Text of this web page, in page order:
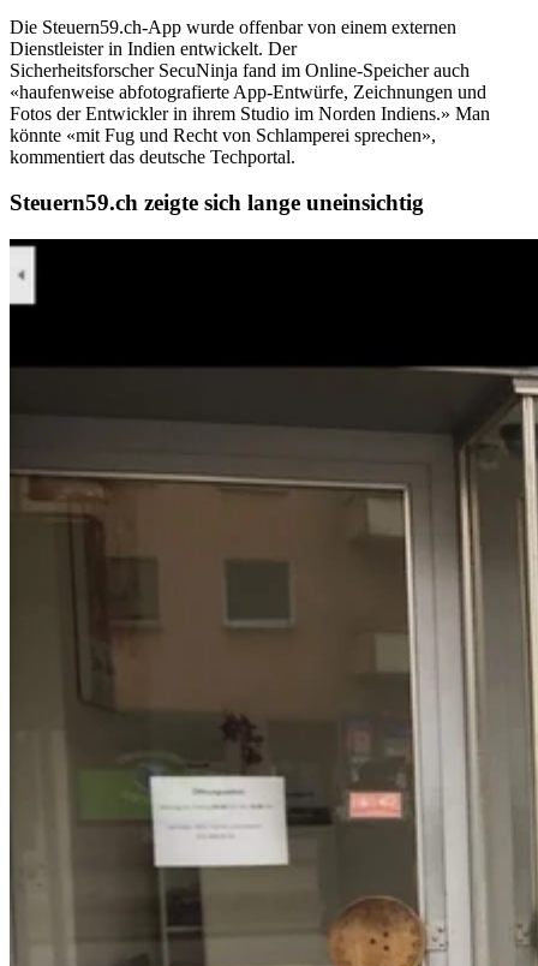
Die Steuern59.ch-App wurde offenbar von einem externen
Dienstleister in Indien entwickelt. Der
Sicherheitsforscher SecuNinja fand im Online-Speicher auch
«haufenweise abfotografierte App-Entwürfe, Zeichnungen und
Fotos der Entwickler in ihrem Studio im Norden Indiens.» Man
könnte «mit Fug und Recht von Schlamperei sprechen»,
kommentiert das deutsche Techportal.
Steuern59.ch zeigte sich lange uneinsichtig